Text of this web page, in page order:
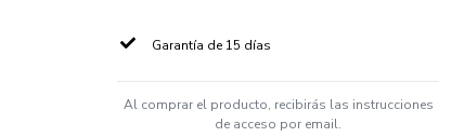
Garantía de 15 días
Al comprar el producto, recibirás las instrucciones
de acceso por email.